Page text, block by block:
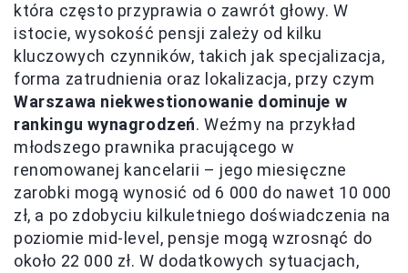
która często przyprawia o zawrót głowy. W
istocie, wysokość pensji zależy od kilku
kluczowych czynników, takich jak specjalizacja,
forma zatrudnienia oraz lokalizacja, przy czym
Warszawa niekwestionowanie dominuje w
rankingu wynagrodzeń. Weźmy na przykład
młodszego prawnika pracującego w
renomowanej kancelarii – jego miesięczne
zarobki mogą wynosić od 6 000 do nawet 10 000
zł, a po zdobyciu kilkuletniego doświadczenia na
poziomie mid-level, pensje mogą wzrosnąć do
około 22 000 zł. W dodatkowych sytuacjach,